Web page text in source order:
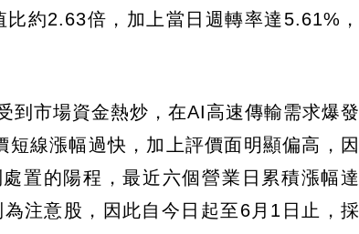
約2.63倍，加上當日週轉率達5.61%，
到市場資金熱炒，在AI高速傳輸需求爆發
線漲幅過快，加上評價面明顯偏高，因
置的陽程，最近六個營業日累積漲幅達
注意股，因此自今日起至6月1日止，採